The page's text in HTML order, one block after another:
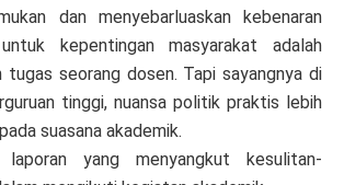
dan menyebarluaskan kebenaran
kepentingan masyarakat adalah
tugas seorang dosen. Tapi sayangnya di
tinggi, nuansa politik praktis lebih
suasana akademik.
laporan yang menyangkut kesulitan-